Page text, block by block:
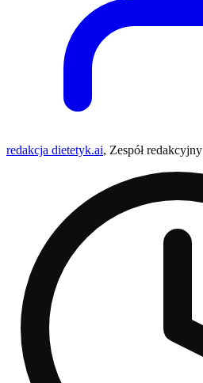
redakcja dietetyk.ai, Zespół redakcyjny